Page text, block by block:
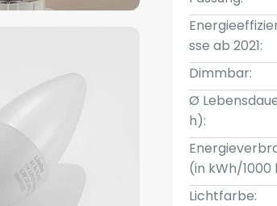
sse ab 2021:
Dimmbar:
Ø
h):
(in kWh/1000
Lichtfarbe: